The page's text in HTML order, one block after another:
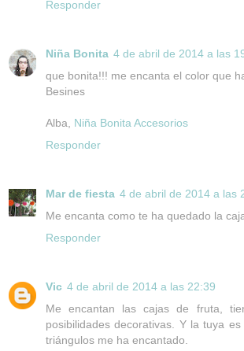
Responder
Niña Bonita 4 de abril de 2014 a las
que bonita!!! me encanta el color que
Besines
Alba, Niña Bonita Accesorios
Responder
Mar de fiesta 4 de abril de 2014 a las
Me encanta como te ha quedado la
Responder
Vic 4 de abril de 2014 a las 22:39
Me encantan las cajas de fruta,
posibilidades decorativas. Y la tuya
triángulos me ha encantado.